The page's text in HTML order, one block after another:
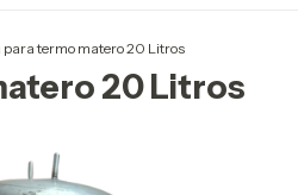
para termo matero 20 Litros
20 Litros